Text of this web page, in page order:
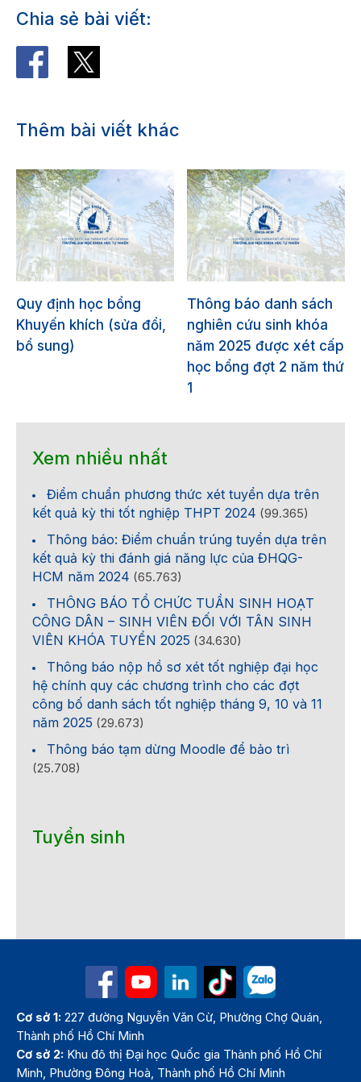
Chia sẻ bài viết:
Thêm bài viết khác
Quy định học bổng
Khuyến khích (sửa đổi,
bổ sung)
Thông báo danh sách
nghiên cứu sinh khóa
năm 2025 được xét cấp
học bổng đợt 2 năm thứ
1
Xem nhiều nhất
Điểm chuẩn phương thức xét tuyển dựa trên
kết quả kỳ thi tốt nghiệp THPT 2024 (99.365)
Thông báo: Điểm chuẩn trúng tuyển dựa trên
kết quả kỳ thi đánh giá năng lực của ĐHQG-
HCM năm 2024 (65.763)
THÔNG BÁO TỔ CHỨC TUẦN SINH HOẠT
CÔNG DÂN – SINH VIÊN ĐỐI VỚI TÂN SINH
VIÊN KHÓA TUYỂN 2025 (34.630)
Thông báo nộp hồ sơ xét tốt nghiệp đại học
hệ chính quy các chương trình cho các đợt
công bố danh sách tốt nghiệp tháng 9, 10 và 11
năm 2025 (29.673)
Thông báo tạm dừng Moodle để bảo trì
(25.708)
Tuyển sinh
Cơ sở 1: 227 đường Nguyễn Văn Cừ, Phường Chợ Quán,
Thành phố Hồ Chí Minh
Cơ sở 2: Khu đô thị Đại học Quốc gia Thành phố Hồ Chí
Minh, Phường Đông Hoà, Thành phố Hồ Chí Minh